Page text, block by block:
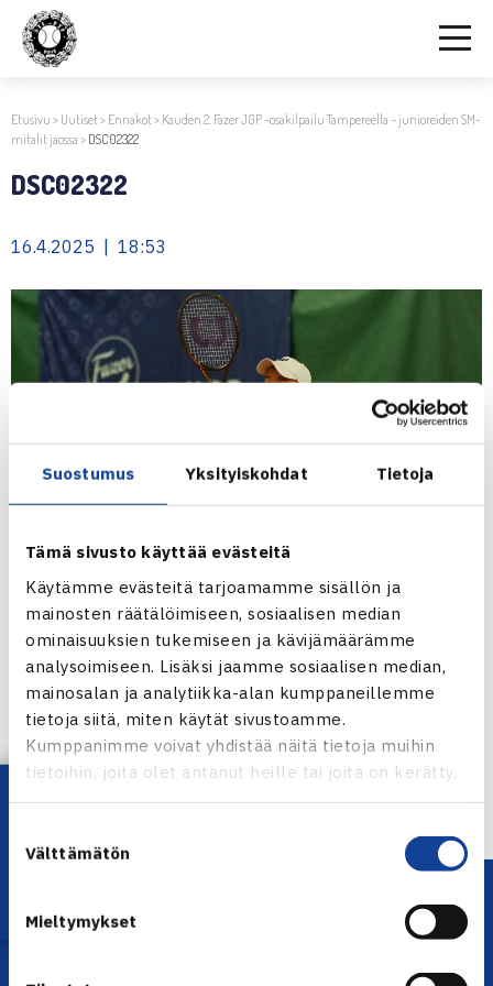
Suostumus Yksityiskohdat Tietoja
Tämä sivusto käyttää evästeitä
Käytämme evästeitä tarjoamamme sisällön ja
mainosten räätälöimiseen, sosiaalisen median
ominaisuuksien tukemiseen ja kävijämäärämme
analysoimiseen. Lisäksi jaamme sosiaalisen median,
mainosalan ja analytiikka-alan kumppaneillemme
tietoja siitä, miten käytät sivustoamme.
Kumppanimme voivat yhdistää näitä tietoja muihin
tietoihin, joita olet antanut heille tai joita on kerätty,
kun olet käyttänyt heidän palvelujaan.
valinta
Välttämätön
Mieltymykset
Etusivu > Uutiset> Ennakot> Kauden 2. Fazer JGP -osakilpailu Tampereella – junioreiden SM-
mitalit jaossa > DSC02322
DSC02322
16.4.2025 | 18:53
Jaa:
← Edellinen
Lataa OmaTennis!